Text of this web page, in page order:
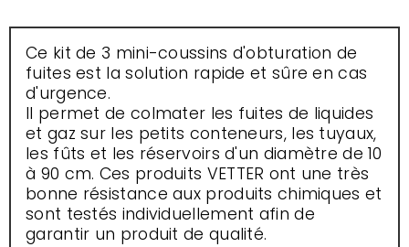
Ce kit de 3 mini-coussins d'obturation de
fuites est la solution rapide et sûre en cas
d'urgence.
Il permet de colmater les fuites de liquides
et gaz sur les petits conteneurs, les tuyaux,
les fûts et les réservoirs d'un diamètre de 10
à 90 cm. Ces produits VETTER ont une très
bonne résistance aux produits chimiques et
sont testés individuellement afin de
garantir un produit de qualité.